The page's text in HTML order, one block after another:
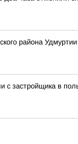
района
с застройщика в